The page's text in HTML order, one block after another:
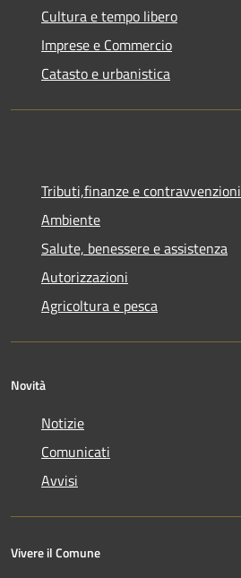
Cultura e tempo libero
Imprese e Commercio
Catasto e urbanistica
Tributi,finanze e contravvenzioni
Ambiente
Salute, benessere e assistenza
Autorizzazioni
Agricoltura e pesca
Novità
Notizie
Comunicati
Avvisi
Vivere il Comune